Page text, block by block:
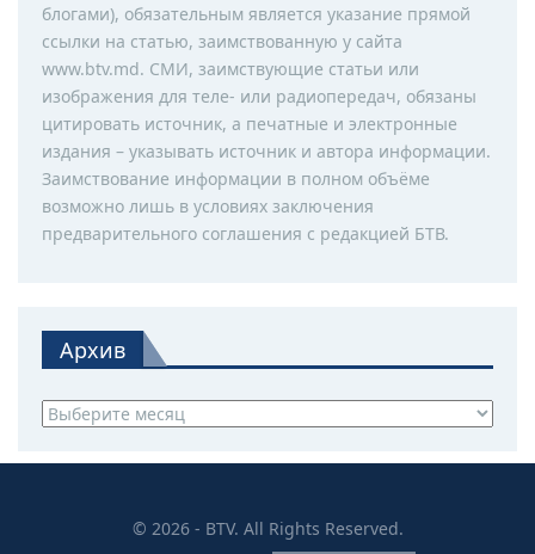
блогами), обязательным является указание прямой
ссылки на статью, заимствованную у сайта
www.btv.md. СМИ, заимствующие статьи или
изображения для теле- или радиопередач, обязаны
цитировать источник, а печатные и электронные
издания – указывать источник и автора информации.
Заимствование информации в полном объёме
возможно лишь в условиях заключения
предварительного соглашения с редакцией БТВ.
Архив
Архив
© 2026 - BTV. All Rights Reserved.